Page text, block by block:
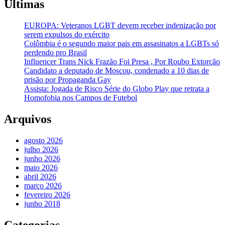
Últimas
EUROPA: Veteranos LGBT devem receber indenização por
serem expulsos do exército
Colômbia é o segundo maior pais em assasinatos a LGBTs só
perdendo pro Brasil
Influencer Trans Nick Frazão Foi Presa , Por Roubo Extorção
Candidato a deputado de Moscou, condenado a 10 dias de
prisão por Propaganda Gay
Assista: Jogada de Risco Série do Globo Play que retrata a
Homofobia nos Campos de Futebol
Arquivos
agosto 2026
julho 2026
junho 2026
maio 2026
abril 2026
março 2026
fevereiro 2026
junho 2018